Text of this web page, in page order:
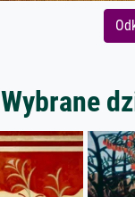
Wybrane